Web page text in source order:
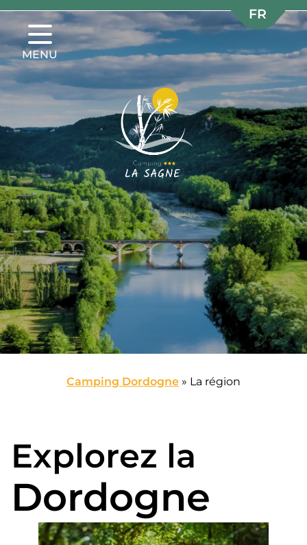
MENU
FR
NL
EN
DE
EN
DE
Camping Dordogne » La région
Explorez la
Dordogne